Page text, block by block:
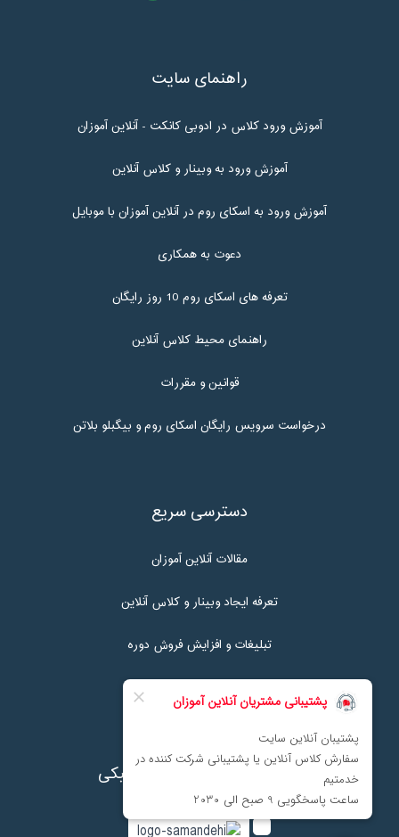
راهنمای سایت
آموزش ورود کلاس در ادوبی کانکت - آنلاین آموزان
آموزش ورود به وبینار و کلاس آنلاین
آموزش ورود به اسکای روم در آنلاین آموزان با موبایل
دعوت به همکاری
تعرفه های اسکای روم 10 روز رایگان
راهنمای محیط کلاس آنلاین
قوانین و مقررات
درخواست سرویس رایگان اسکای روم و بیگبلو بلاتن
دسترسی سریع
مقالات آنلاین آموزان
تعرفه ایجاد وبینار و کلاس آنلاین
تبلیغات و افزایش فروش دوره
نماد اعتماد پرداخت الکترونیکی